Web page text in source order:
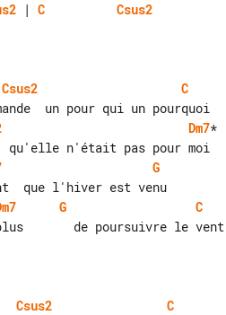
| C Csus2
Csus2
C
Dm7*
G
G C
de poursuivre le
Csus2
C